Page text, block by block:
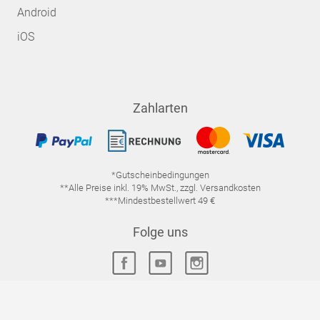
Android
iOS
Zahlarten
*Gutscheinbedingungen
**Alle Preise inkl. 19% MwSt., zzgl. Versandkosten
***Mindestbestellwert 49 €
Folge uns